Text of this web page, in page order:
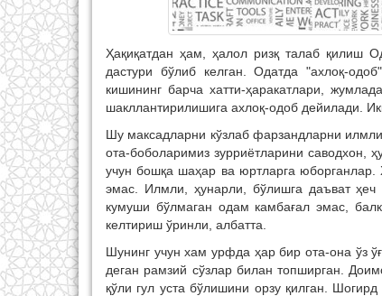
Ҳақиқатдан ҳам, ҳалол ризқ талаб қилиш
дастури бўлиб келган. Одатда "ахлоқ-
кишининг барча хатти-ҳаракатлари,
шакллантирилишига ахлоқ-одоб дейилади.
Шу максадларни кўзлаб фарзандларни
ота-боболаримиз зурриётларини саводхон,
учун бошқа шаҳар ва юртларга юборганлар.
эмас. Илмли, ҳунарли, бўлишга даъват
кумуши бўлмаган одам камбағал эмас,
келтириш ўринли, албатта.
Шунинг учун хам урфда ҳар бир ота-она ўз
деган рамзий сўзлар билан топширган.
қўли гул уста бўлишини орзу қилган.